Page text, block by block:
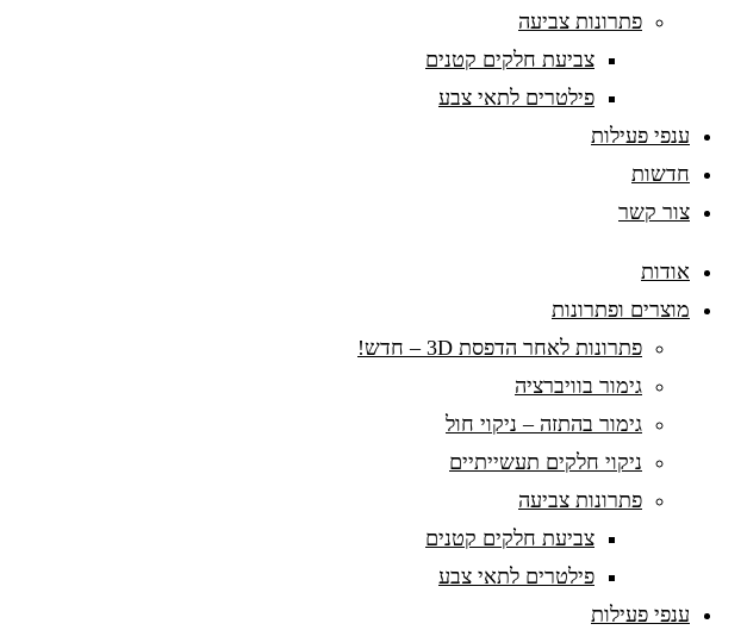
פתרונות צביעה
צביעת חלקים קטנים
פילטרים לתאי צבע
ענפי פעילות
חדשות
צור קשר
אודות
מוצרים ופתרונות
פתרונות לאחר הדפסת 3D – חדש!
גימור בוויברציה
גימור בהתזה – ניקוי חול
ניקוי חלקים תעשייתיים
פתרונות צביעה
צביעת חלקים קטנים
פילטרים לתאי צבע
ענפי פעילות